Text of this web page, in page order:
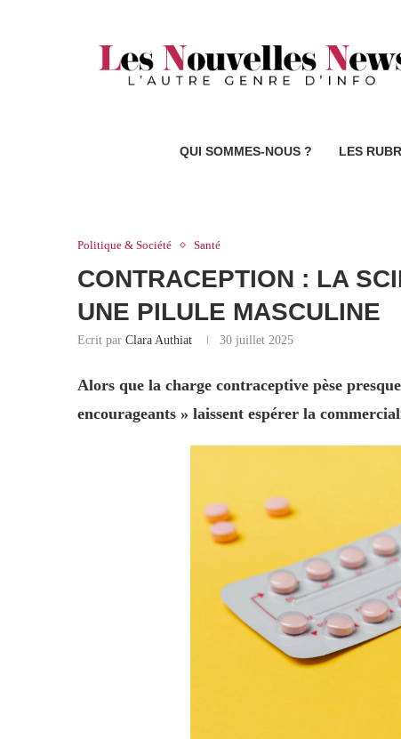
QUI SOMMES-NOUS ? LES
Politique & Société Santé
CONTRACEPTION : LA
UNE PILULE MASCULINE
Ecrit par Clara Authiat 30 juillet 2025
Alors que la charge contraceptive pèse
encourageants » laissent espérer la